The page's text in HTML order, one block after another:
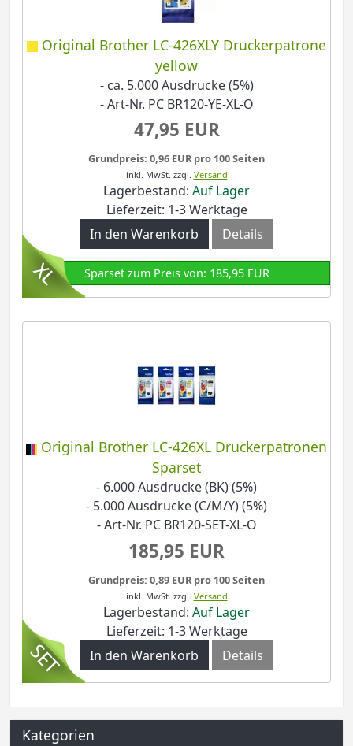
Original Brother LC-426XLY Druckerpatrone
yellow
- ca. 5.000 Ausdrucke (5%)
- Art-Nr. PC BR120-YE-XL-O
47,95 EUR
Grundpreis: 0,96 EUR pro 100 Seiten
inkl. MwSt. zzgl. Versand
Lagerbestand: Auf Lager
Lieferzeit: 1-3 Werktage
In den Warenkorb
Details
Sparset zum Preis von: 185,95 EUR
Original Brother LC-426XL Druckerpatronen
Sparset
- 6.000 Ausdrucke (BK) (5%)
- 5.000 Ausdrucke (C/M/Y) (5%)
- Art-Nr. PC BR120-SET-XL-O
185,95 EUR
Grundpreis: 0,89 EUR pro 100 Seiten
inkl. MwSt. zzgl. Versand
Lagerbestand: Auf Lager
Lieferzeit: 1-3 Werktage
In den Warenkorb
Details
Kategorien